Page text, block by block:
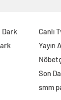
Dark
Canlı
Yayın
Son
smm